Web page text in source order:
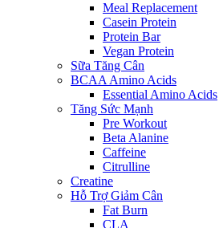
Meal Replacement
Casein Protein
Protein Bar
Vegan Protein
Sữa Tăng Cân
BCAA Amino Acids
Essential Amino Acids
Tăng Sức Mạnh
Pre Workout
Beta Alanine
Caffeine
Citrulline
Creatine
Hỗ Trợ Giảm Cân
Fat Burn
CLA